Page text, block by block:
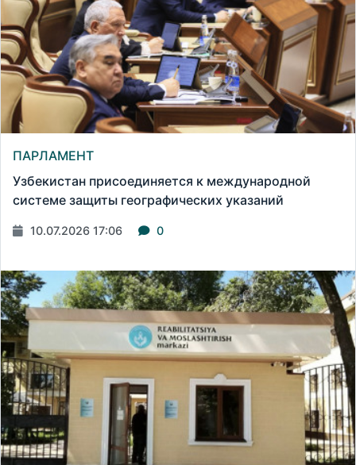
ПАРЛАМЕНТ
Узбекистан присоединяется к международной
системе защиты географических указаний
10.07.2026 17:06 0